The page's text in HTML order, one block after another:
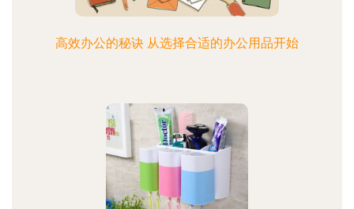
高效办公的秘诀 从选择合适的办公用品开始